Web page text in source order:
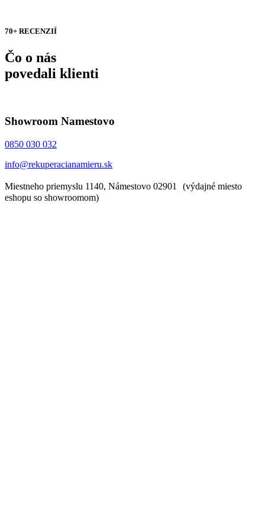
70+ RECENZIÍ
Čo o nás
povedali klienti
Showroom Namestovo
0850 030 032
info@rekuperacianamieru.sk
Miestneho priemyslu 1140, Námestovo 02901 (výdajné miesto
eshopu so showroomom)